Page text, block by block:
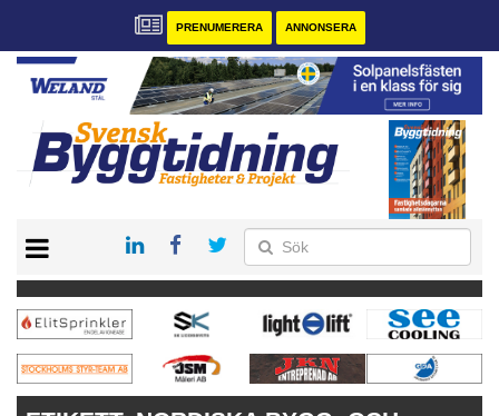
PRENUMERERA ANNONSERA
PRENUMERERA
VÅRA ANDRA MAGASIN
ANNONSERA
KONTAKT